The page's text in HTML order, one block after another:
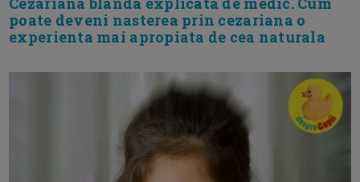
poate deveni nasterea prin cezariana o
experienta mai apropiata de cea naturala